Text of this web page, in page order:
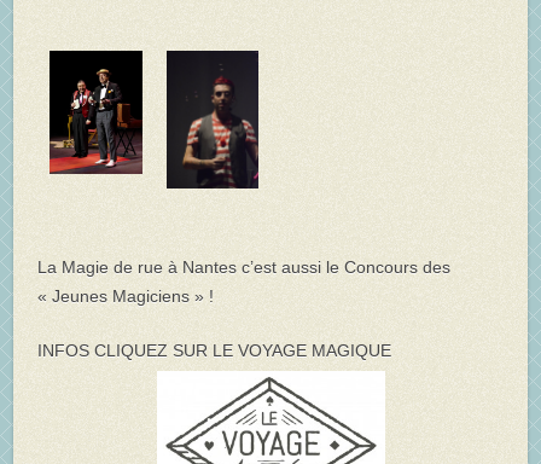
La Magie de rue à Nantes c’est aussi le Concours des
« Jeunes Magiciens » !
INFOS CLIQUEZ SUR LE VOYAGE MAGIQUE